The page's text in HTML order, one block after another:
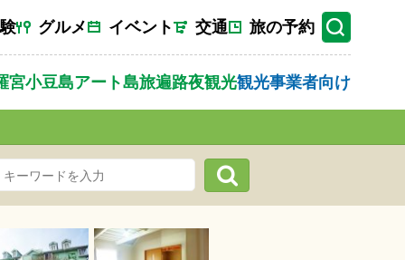
グルメ イベント 交通 旅の予約
宮小豆島アート島旅遍路夜観光観光事業者向け